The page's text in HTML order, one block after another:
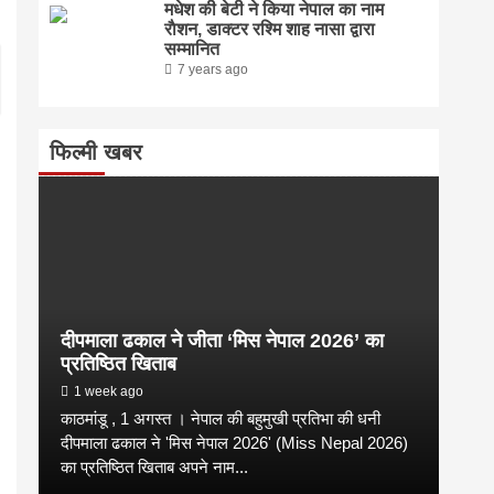
मधेश की बेटी ने किया नेपाल का नाम
राैशन, डाक्टर रश्मि शाह नासा द्वारा
सम्मानित
7 years ago
फिल्मी खबर
दीपमाला ढकाल ने जीता ‘मिस नेपाल 2026’ का
प्रतिष्ठित खिताब
1 week ago
काठमांडू , 1 अगस्त । नेपाल की बहुमुखी प्रतिभा की धनी
दीपमाला ढकाल ने 'मिस नेपाल 2026' (Miss Nepal 2026)
का प्रतिष्ठित खिताब अपने नाम...